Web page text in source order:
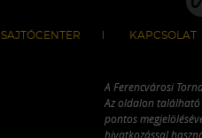
SAJTÓCENTER KAPCSOLAT
A Ferencvárosi
Az oldalon
pontos
hivatkozással